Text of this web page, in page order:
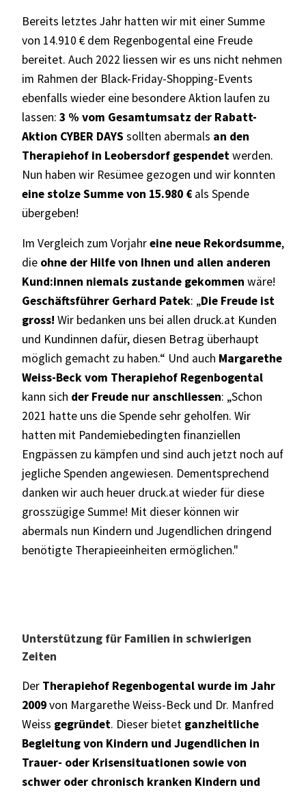
Bereits letztes Jahr hatten wir mit einer Summe
von 14.910 € dem Regenbogental eine Freude
bereitet. Auch 2022 liessen wir es uns nicht nehmen
im Rahmen der Black-Friday-Shopping-Events
ebenfalls wieder eine besondere Aktion laufen zu
lassen: 3 % vom Gesamtumsatz der Rabatt-
Aktion CYBER DAYS sollten abermals an den
Therapiehof in Leobersdorf gespendetwerden.
Nun haben wir Resümee gezogen und wir konnten
eine stolze Summe von 15.980 € als Spende
übergeben!
Im Vergleich zum Vorjahreine neue Rekordsumme,
die ohne der Hilfe von Ihnen und allen anderen
Kund:innen niemals zustande gekommen wäre!
Geschäftsführer Gerhard Patek: „Die Freude ist
gross! Wir bedanken uns bei allen druck.at Kunden
und Kundinnen dafür, diesen Betrag überhaupt
möglich gemacht zu haben.“ Und auch Margarethe
Weiss-Beck vom Therapiehof Regenbogental
kann sich der Freude nur anschliessen: „Schon
2021 hatte uns die Spende sehr geholfen. Wir
hatten mit Pandemiebedingten finanziellen
Engpässen zu kämpfen und sind auch jetzt noch auf
jegliche Spenden angewiesen. Dementsprechend
danken wir auch heuer druck.at wieder für diese
grosszügige Summe! Mit dieser können wir
abermals nun Kindern und Jugendlichen dringend
benötigte Therapieeinheiten ermöglichen."
Unterstützung für Familien in schwierigen
Zeiten
Der Therapiehof Regenbogental wurde im Jahr
2009von Margarethe Weiss-Beck und Dr. Manfred
Weiss gegründet. Dieser bietet ganzheitliche
Begleitung von Kindern und Jugendlichen in
Trauer- oder Krisensituationen sowie von
schwer oder chronisch kranken Kindern und